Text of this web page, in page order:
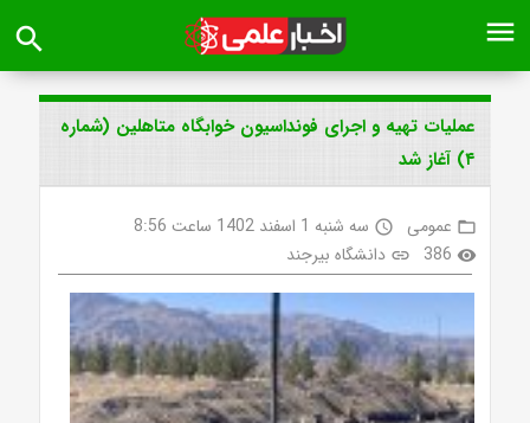
menu
search
عملیات تهیه و اجرای فونداسیون خوابگاه متاهلین (شماره
۴) آغاز شد
folder_open عمومی access_time سه شنبه 1 اسفند 1402 ساعت 8:56
visibility
386
link دانشگاه بیرجند